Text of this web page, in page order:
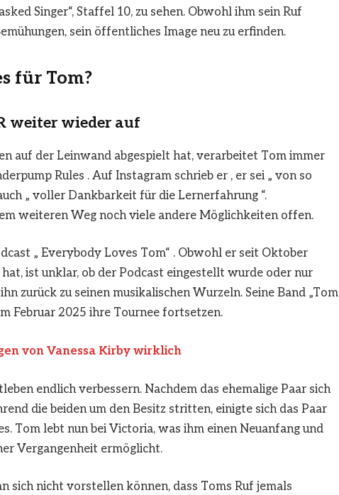
Singer“, Staffel 10, zu sehen. Obwohl ihm sein Ruf
sein öffentliches Image neu zu erfinden.
für Tom?
weiter wieder auf
auf der Leinwand abgespielt hat, verarbeitet Tom immer
Rules . Auf Instagram schrieb er , er sei „ von so
„ voller Dankbarkeit für die Lernerfahrung “.
weiteren Weg noch viele andere Möglichkeiten offen.
„ Everybody Loves Tom“ . Obwohl er seit Oktober
ist unklar, ob der Podcast eingestellt wurde oder nur
zurück zu seinen musikalischen Wurzeln. Seine Band „Tom
Februar 2025 ihre Tournee fortsetzen.
von Vanessa Kirby wirklich
endlich verbessern. Nachdem das ehemalige Paar sich
die beiden um den Besitz stritten, einigte sich das Paar
Tom lebt nun bei Victoria, was ihm einen Neuanfang und
Vergangenheit ermöglicht.
sich nicht vorstellen können, dass Toms Ruf jemals